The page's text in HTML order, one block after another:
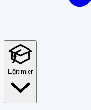
Eğitimler